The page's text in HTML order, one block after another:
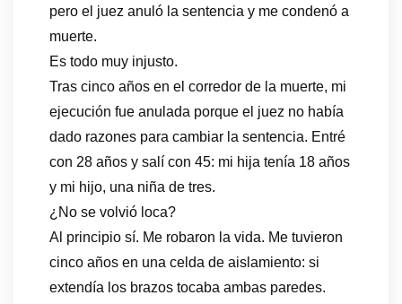
pero el juez anuló la sentencia y me condenó a
muerte.
Es todo muy injusto.
Tras cinco años en el corredor de la muerte, mi
ejecución fue anulada porque el juez no había
dado razones para cambiar la sentencia. Entré
con 28 años y salí con 45: mi hija tenía 18 años
y mi hijo, una niña de tres.
¿No se volvió loca?
Al principio sí. Me robaron la vida. Me tuvieron
cinco años en una celda de aislamiento: si
extendía los brazos tocaba ambas paredes.